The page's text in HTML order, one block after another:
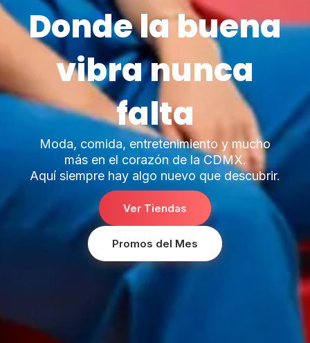
Donde la buena
vibra nunca
falta
Moda, comida, entretenimiento y mucho
más en el corazón de la CDMX.
Aquí siempre hay algo nuevo que descubrir.
Ver Tiendas
Promos del Mes